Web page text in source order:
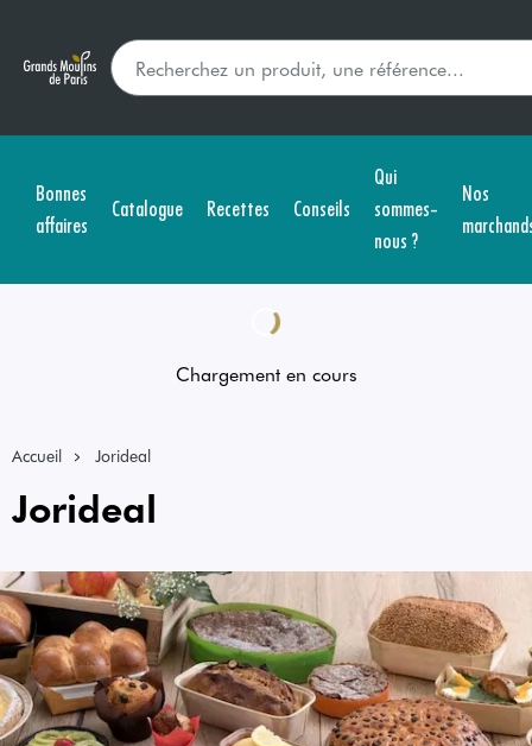
Bonnes
affaires
Catalogue Recettes Conseils
Qui
sommes-
nous ?
Nos
Chargement en cours
Accueil Jorideal
Jorideal